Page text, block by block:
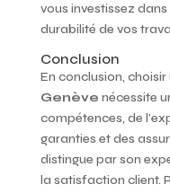
vous investissez
durabilité de vos
Conclusion
En conclusion,
Genève nécessite
compétences, de
garanties et des
distingue par son
la satisfaction client.